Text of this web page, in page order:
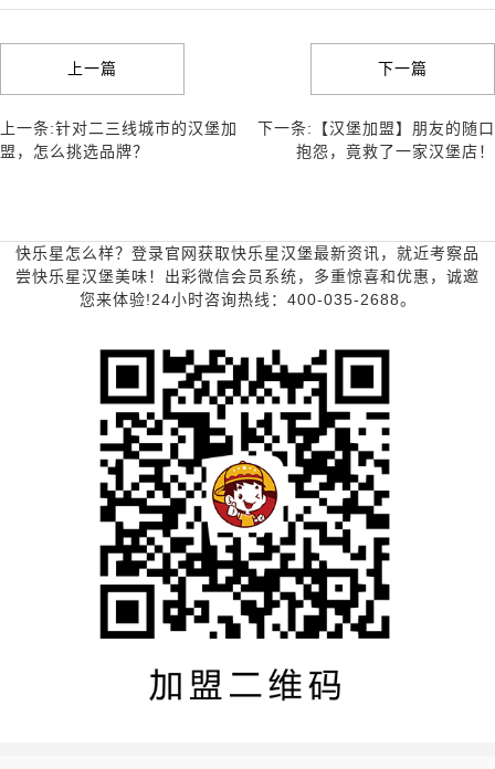
上一篇
上一条:针对二三线城市的汉堡加
盟，怎么挑选品牌？
下一篇
下一条:【汉堡加盟】朋友的随口
抱怨，竟救了一家汉堡店！
快乐星怎么样？登录官网获取快乐星汉堡最新资讯，就近考察品
尝快乐星汉堡美味！出彩微信会员系统，多重惊喜和优惠，诚邀
您来体验!24小时咨询热线：400-035-2688。